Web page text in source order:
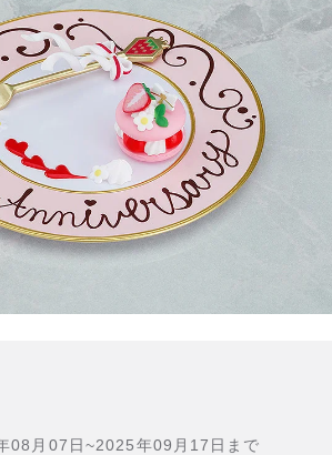
08月07日~2025年09月17日まで